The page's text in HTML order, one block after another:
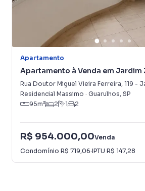
tradicionais. Já vendemos e locamos
Guarulhos, especialmente em Vila
temos uma equipe de marketing
campanhas específicas para
imóvel mais rápido. Contamos
programadores, corretores treinados
atendimento preparada para atender
Apartamento
Apartamento à Venda em Jardim
Rua Doutor Miguel Vieira Ferreira, 119 -
Residencial Massimo · Guarulhos, SP
95m² 2 1 2
R$ 954.000,00Venda
Condomínio R$ 719,06·IPTU R$ 147,28